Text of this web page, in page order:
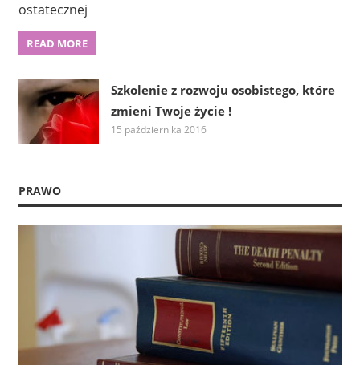
ostatecznej
READ MORE
Szkolenie z rozwoju osobistego, które
zmieni Twoje życie !
15 października 2016
PRAWO